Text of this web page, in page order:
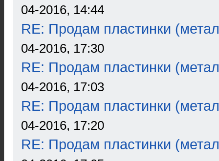
04-2016, 14:44
RE: Продам пластинки
04-2016, 17:30
RE: Продам пластинки
04-2016, 17:03
RE: Продам пластинки
04-2016, 17:20
RE: Продам пластинки